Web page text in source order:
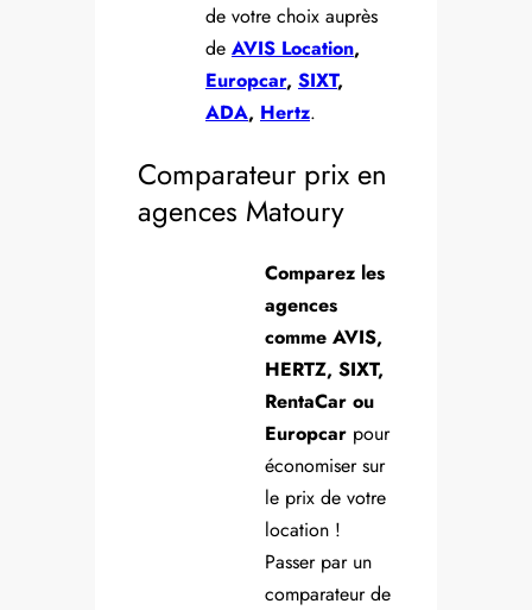
de votre choix auprès
de AVIS Location,
Europcar, SIXT,
ADA, Hertz.
Comparateur prix en
agences Matoury
Comparez les
agences
comme AVIS,
HERTZ, SIXT,
RentaCar ou
Europcar pour
économiser sur
le prix de votre
location !
Passer par un
comparateur de